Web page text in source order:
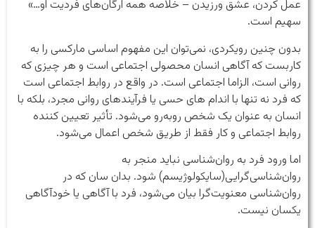
عمل کردن، عشق ورزیدن – خلاصه همه ارگان‌های فردیت او…»
سهیم است.
بدون چنین رویکردی، نمی‌توان این مفهوم اساسی مارکسی را به
کاربست که آگاهی انسان محصولی اجتماعی است و هر چیزی که
روانی است، الزاما اجتماعی است. در واقع در روابط اجتماعی است
که فرد نه تنها با اندام های حسی یا فرآیندهای روانی مجرد، بلکه با
انسان به عنوان یک شخص روبه‌رو می‌شود. تأثیر تعیین کننده
روابط اجتماعی و کار فقط از طریق شخص اعمال می‌شود.
اما ورود فرد به روان‌شناسی نباید منجر به
روان‌شناسی‌گرایی(سایکولوژیسم) شود. بدان سان که در
روان‌شناسی معنویت‌گرا بیان می‌شود، فرد با آگاهی یا خودآگاهی
یکسان نیست.